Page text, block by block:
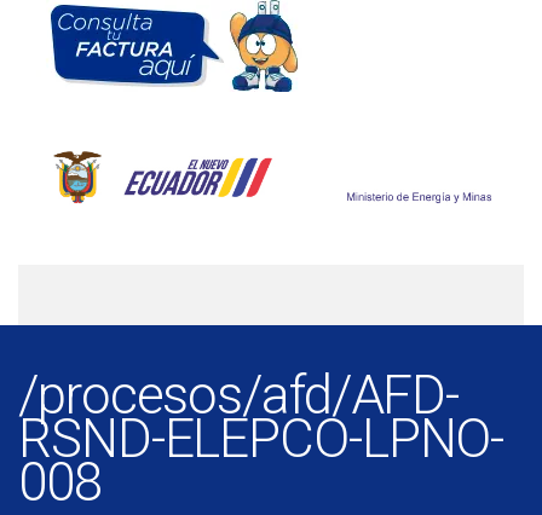
/procesos/afd/AFD-
RSND-ELEPCO-LPNO-
008